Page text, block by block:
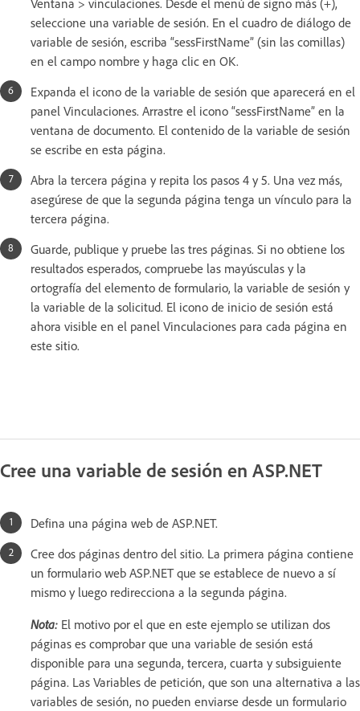
seleccione una variable de sesión. En el cuadro de diálogo de
variable de sesión, escriba “sessFirstName” (sin las comillas)
en el campo nombre y haga clic en OK.
Expanda el icono de la variable de sesión que aparecerá en el
panel Vinculaciones. Arrastre el icono “sessFirstName” en la
ventana de documento. El contenido de la variable de sesión
se escribe en esta página.
Abra la tercera página y repita los pasos 4 y 5. Una vez más,
asegúrese de que la segunda página tenga un vínculo para la
tercera página.
Guarde, publique y pruebe las tres páginas. Si no obtiene los
resultados esperados, compruebe las mayúsculas y la
ortografía del elemento de formulario, la variable de sesión y
la variable de la solicitud. El icono de inicio de sesión está
ahora visible en el panel Vinculaciones para cada página en
este sitio.
Cree una variable de sesión en ASP.NET
Defina una página web de ASP.NET.
Cree dos páginas dentro del sitio. La primera página contiene
un formulario web ASP.NET que se establece de nuevo a sí
mismo y luego redirecciona a la segunda página.
Nota: El motivo por el que en este ejemplo se utilizan dos
páginas es comprobar que una variable de sesión está
disponible para una segunda, tercera, cuarta y subsiguiente
página. Las Variables de petición, que son una alternativa a las
variables de sesión, no pueden enviarse desde un formulario